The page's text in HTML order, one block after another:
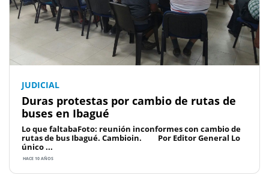
JUDICIAL
Duras protestas por cambio de rutas de
buses en Ibagué
Lo que faltabaFoto: reunión inconformes con cambio de
rutas de bus Ibagué. Cambioin. Por Editor General Lo
único ...
HACE 10 AÑOS